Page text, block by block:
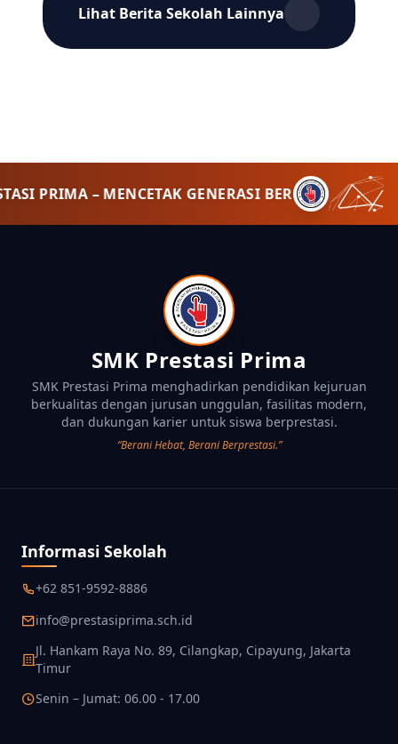
Lihat Berita Sekolah Lainnya
PRIMA – MENCETAK GENERASI
SMK Prestasi Prima
SMK Prestasi Prima menghadirkan pendidikan kejuruan
berkualitas dengan jurusan unggulan, fasilitas modern,
dan dukungan karier untuk siswa berprestasi.
“Berani Hebat, Berani Berprestasi.”
Informasi Sekolah
+62 851-9592-8886
info@prestasiprima.sch.id
Jl. Hankam Raya No. 89, Cilangkap, Cipayung, Jakarta
Timur
Senin – Jumat: 06.00 - 17.00